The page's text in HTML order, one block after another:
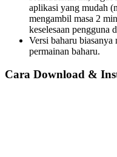
aplikasi yang mudah
mengambil masa 2
keselesaan pengguna
Versi baharu biasanya
permainan baharu.
Cara Download &